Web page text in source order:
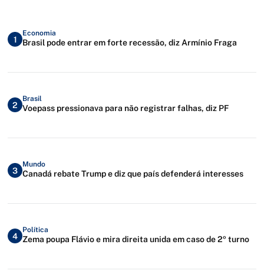
1
Economia
Brasil pode entrar em forte recessão, diz Armínio Fraga
2
Brasil
Voepass pressionava para não registrar falhas, diz PF
3
Mundo
Canadá rebate Trump e diz que país defenderá interesses
4
Política
Zema poupa Flávio e mira direita unida em caso de 2º turno